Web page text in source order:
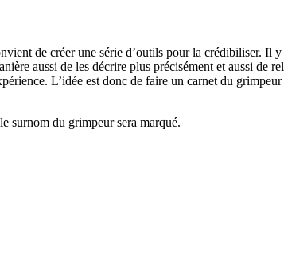
de créer une série d’outils pour la crédibiliser. Il
aussi de les décrire plus précisément et aussi de
L’idée est donc de faire un carnet du
surnom du grimpeur sera marqué.